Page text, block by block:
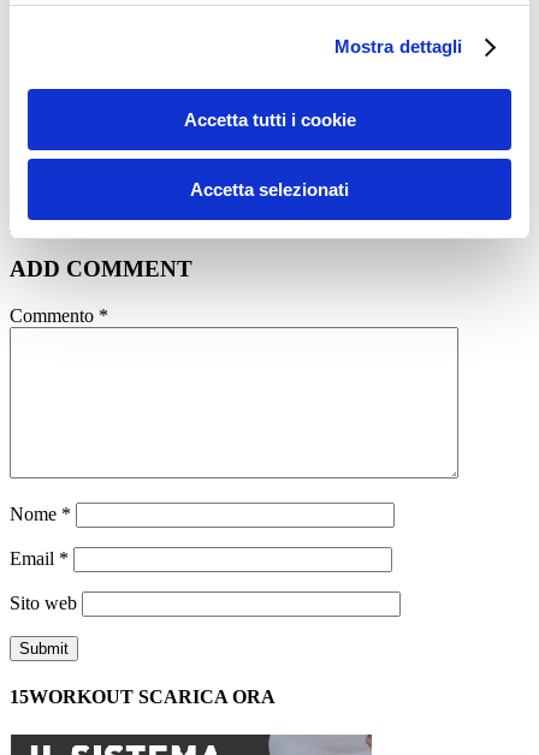
Mostra dettagli
Accetta tutti i cookie
Accetta selezionati
Diventare Personal Trainer
costipersonal trainerprezzi
ADD COMMENT
Commento *
Nome *
Email *
Sito web
15WORKOUT SCARICA ORA